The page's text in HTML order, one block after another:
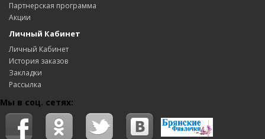
Партнерская программа
Акции
Личный Кабинет
Личный Кабинет
История заказов
Закладки
Рассылка
Мы в соц. сетях: